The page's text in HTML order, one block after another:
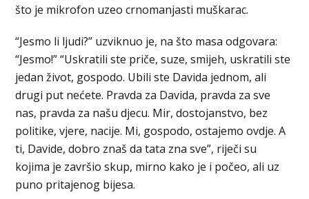
što je mikrofon uzeo crnomanjasti muškarac.
“Jesmo li ljudi?” uzviknuo je, na što masa odgovara:
“Jesmo!” “Uskratili ste priče, suze, smijeh, uskratili ste
jedan život, gospodo. Ubili ste Davida jednom, ali
drugi put nećete. Pravda za Davida, pravda za sve
nas, pravda za našu djecu. Mir, dostojanstvo, bez
politike, vjere, nacije. Mi, gospodo, ostajemo ovdje. A
ti, Davide, dobro znaš da tata zna sve”, riječi su
kojima je završio skup, mirno kako je i počeo, ali uz
puno pritajenog bijesa.